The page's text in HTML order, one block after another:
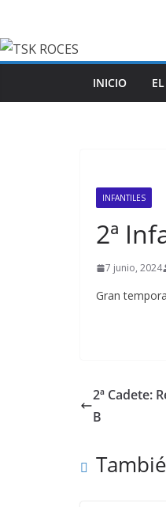
contenido
INICIO
INFANTILES
2ª
7 junio, 2024
Gran
2ª Cadete:
B